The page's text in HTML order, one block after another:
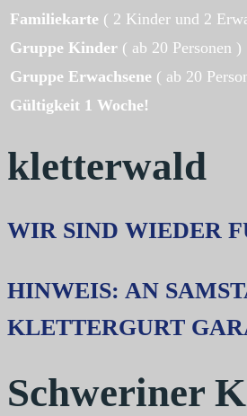
Familiekarte ( 2 Kinder und 2
Gruppe Kinder ( ab 20 Personen )
Gruppe Erwachsene ( ab 20
Gültigkeit 1 Woche!
kletterwald
WIR SIND WIEDER
HINWEIS: AN
KLETTERGURT
Schweriner